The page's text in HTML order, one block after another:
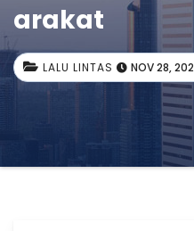
arakat
LALU LINTAS NOV 28,